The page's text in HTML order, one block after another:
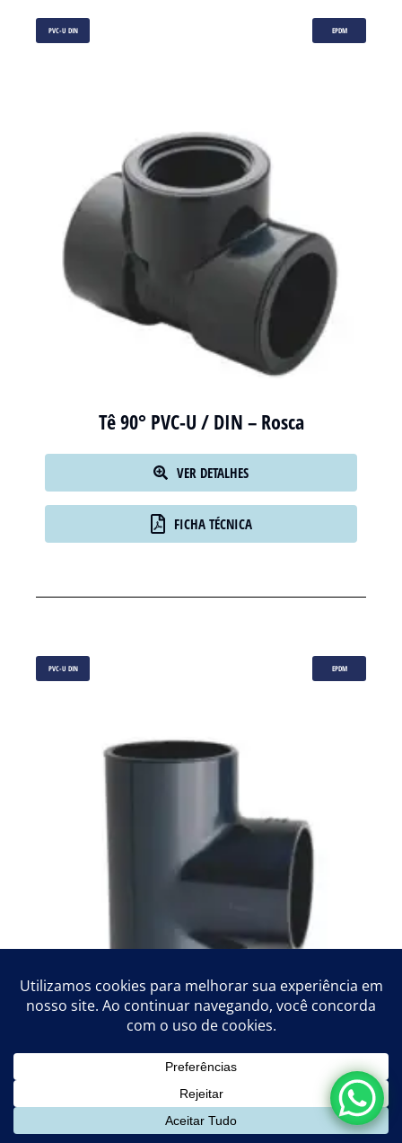
PVC-U DIN EPDM
Tê 90° PVC-U / DIN – Rosca
VER DETALHES
FICHA TÉCNICA
PVC-U DIN EPDM
Tê 90° PVC-U / DIN – Solda
VER DETALHES